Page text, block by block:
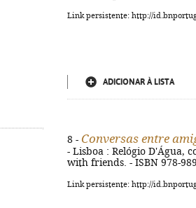
Link persistente: http://
ADICIONAR À LISTA
8 - Conversas entre
- Lisboa : Relógio D'Água,
with friends. - ISBN 978-
Link persistente: http://